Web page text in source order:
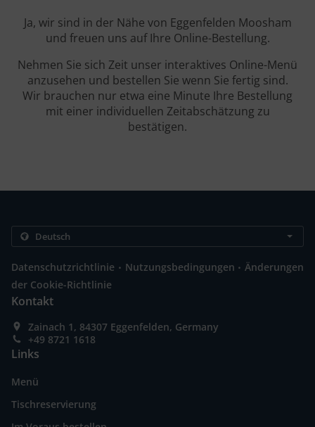
Ja, wir sind in der Nähe von Eggenfelden Moosham
und freuen uns auf Ihre Online-Bestellung.
Nehmen Sie sich Zeit unser interaktives Online-Menü
anzusehen und bestellen Sie wenn Sie fertig sind.
Wir brauchen nur etwa eine Minute Ihre Bestellung
mit einer individuellen Zeitabschätzung zu
bestätigen.
Datenschutzrichtlinie . Nutzungsbedingungen . Änderungen
der Cookie-Richtlinie
Kontakt
Zainach 1, 84307 Eggenfelden, Germany
+49 8721 1618
Links
Menü
Tischreservierung